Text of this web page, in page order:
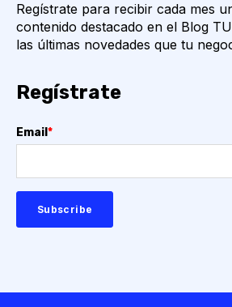
Regístrate para recibir cada mes
contenido destacado en el Blog
las últimas novedades que tu
Regístrate
Email *